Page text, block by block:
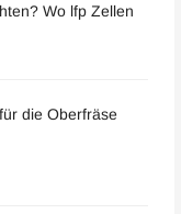
Wo lfp Zellen
die Oberfräse